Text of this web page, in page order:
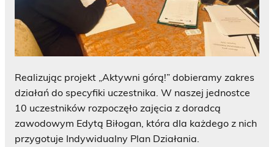
Realizując projekt „Aktywni górą!” dobieramy zakres
działań do specyfiki uczestnika. W naszej jednostce
10 uczestników rozpoczęło zajęcia z doradcą
zawodowym Edytą Biłogan, która dla każdego z nich
przygotuje Indywidualny Plan Działania.